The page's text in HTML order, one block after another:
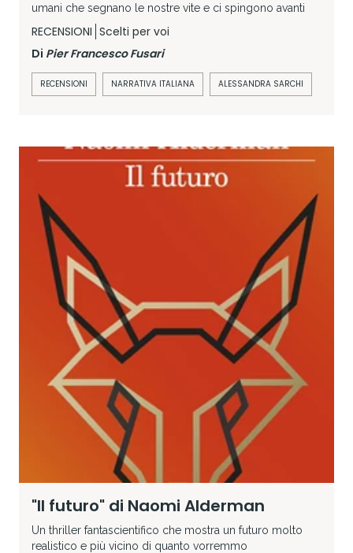
umani che segnano le nostre vite e ci spingono avanti
RECENSIONI Scelti per voi
Di Pier Francesco Fusari
RECENSIONI NARRATIVA ITALIANA ALESSANDRA SARCHI
"Il futuro" di Naomi Alderman
Un thriller fantascientifico che mostra un futuro molto
realistico e più vicino di quanto vorremmo